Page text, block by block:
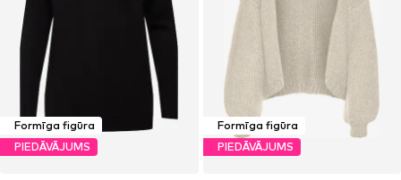
Formīga figūra
PIEDĀVĀJUMS
Formīga figūra
PIEDĀVĀJUMS